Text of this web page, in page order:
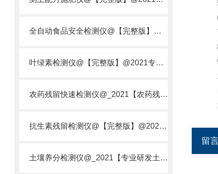
全自动食品安全检测仪@【完整版】@2021专业全自动食品检测仪器仪表
叶绿素检测仪@【完整版】@2021专业叶绿素检测仪器仪表
农药残留快速检测仪@_2021【农药残留检测仪器仪表DE原理】
抗生素残留检测仪@【完整版】@2021专业抗生素残留检测仪器仪表
土壤养分检测仪@_2021【专业研发土壤养分快速检测仪器仪表厂】
5.
6.
7.
8.
9.
1.
留